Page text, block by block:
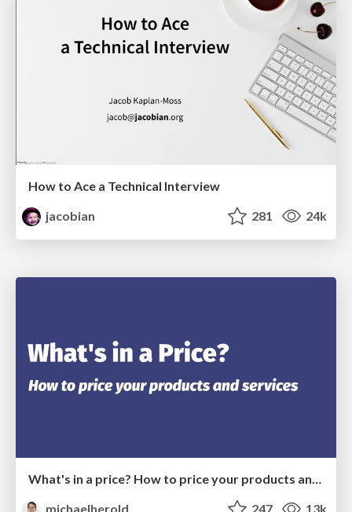
How to Ace a Technical Interview
jacobian
281 24k
What's in a price? How to price your products and services
michaelherold
247 13k